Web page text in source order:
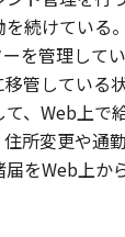
続けている
を管理して
管している
、Web上で
所変更や通
をWeb上か